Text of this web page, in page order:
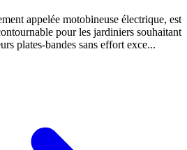
appelée motobineuse électrique, est
pour les jardiniers souhaitant
plates-bandes sans effort exce...